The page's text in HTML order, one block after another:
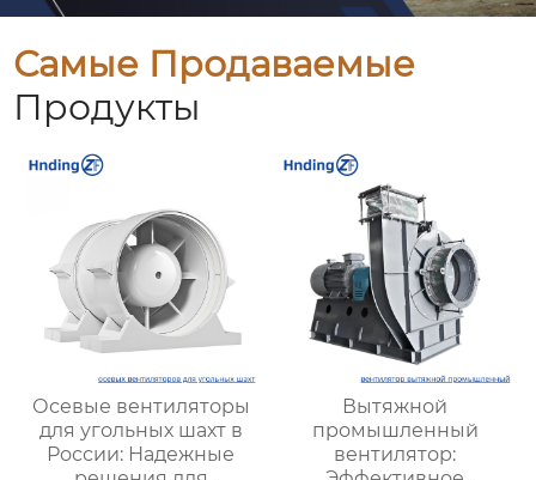
Самые Продаваемые
Продукты
Осевые вентиляторы
для угольных шахт в
России: Надежные
Вытяжной
промышленный
вентилятор: